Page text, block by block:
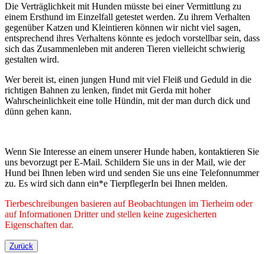
Die Verträglichkeit mit Hunden müsste bei einer Vermittlung zu
einem Ersthund im Einzelfall getestet werden. Zu ihrem Verhalten
gegenüber Katzen und Kleintieren können wir nicht viel sagen,
entsprechend ihres Verhaltens könnte es jedoch vorstellbar sein, dass
sich das Zusammenleben mit anderen Tieren vielleicht schwierig
gestalten wird.
Wer bereit ist, einen jungen Hund mit viel Fleiß und Geduld in die
richtigen Bahnen zu lenken, findet mit Gerda mit hoher
Wahrscheinlichkeit eine tolle Hündin, mit der man durch dick und
dünn gehen kann.
Wenn Sie Interesse an einem unserer Hunde haben, kontaktieren Sie
uns bevorzugt per E-Mail. Schildern Sie uns in der Mail, wie der
Hund bei Ihnen leben wird und senden Sie uns eine Telefonnummer
zu. Es wird sich dann ein*e TierpflegerIn bei Ihnen melden.
Tierbeschreibungen basieren auf Beobachtungen im Tierheim oder
auf Informationen Dritter und stellen keine zugesicherten
Eigenschaften dar.
Zurück